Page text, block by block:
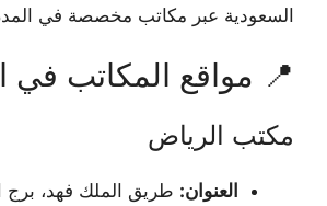
السعودية عبر مكاتب مخصصة في
📍 مواقع المكاتب في
مكتب الرياض
العنوان: طريق الملك فهد، برج